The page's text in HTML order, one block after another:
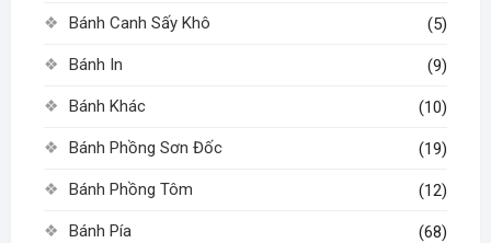
chọn
Bánh Canh Sấy Khô (5)
Bánh In (9)
Bánh Khác (10)
Bánh Phồng Sơn Đốc (19)
Bánh Phồng Tôm (12)
Bánh Pía (68)